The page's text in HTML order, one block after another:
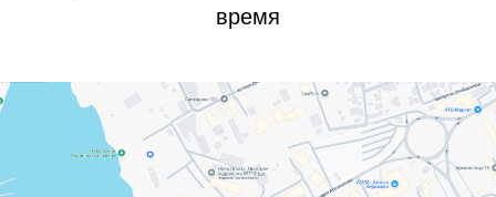
время